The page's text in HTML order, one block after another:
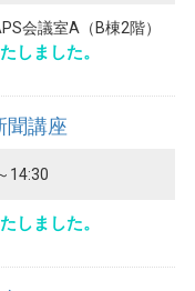
会議室A（B棟2階）
しました。
聞講座
14:30
しました。